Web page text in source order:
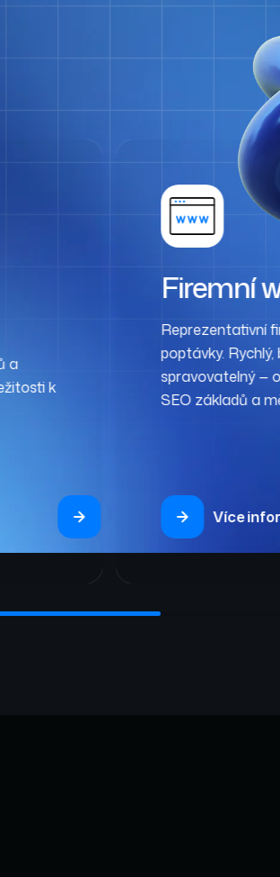
a
k
Více informací
Firemní
Reprezentativní
poptávky. Rychlý,
spravovatelný —
SEO základů a
Více